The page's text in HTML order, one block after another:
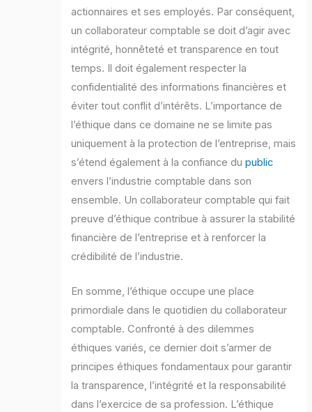
actionnaires et ses employés. Par conséquent,
un collaborateur comptable se doit d’agir avec
intégrité, honnêteté et transparence en tout
temps. Il doit également respecter la
confidentialité des informations financières et
éviter tout conflit d’intérêts. L’importance de
l’éthique dans ce domaine ne se limite pas
uniquement à la protection de l’entreprise, mais
s’étend également à la confiance dupublic
envers l’industrie comptable dans son
ensemble. Un collaborateur comptable qui fait
preuve d’éthique contribue à assurer la stabilité
financière de l’entreprise et à renforcer la
crédibilité de l’industrie.
En somme, l’éthique occupe une place
primordiale dans le quotidien du collaborateur
comptable. Confronté à des dilemmes
éthiques variés, ce dernier doit s’armer de
principes éthiques fondamentaux pour garantir
la transparence, l’intégrité et la responsabilité
dans l’exercice de sa profession. L’éthique